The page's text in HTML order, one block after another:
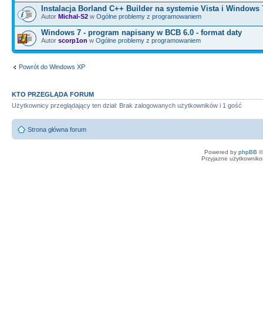
Instalacja Borland C++ Builder na systemie Vista i Windows
Autor Michal-S2 w Ogólne problemy z programowaniem
Windows 7 - program napisany w BCB 6.0 - format daty
Autor scorp1on w Ogólne problemy z programowaniem
Powrót do Windows XP
KTO PRZEGLĄDA FORUM
Użytkownicy przeglądający ten dział: Brak zalogowanych użytkowników i 1 gość
Strona główna forum
Powered by phpBB
Przyjazne